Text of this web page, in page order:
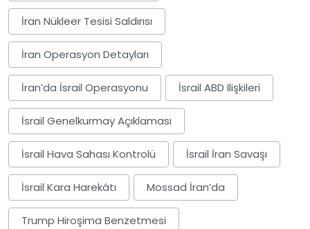
İran Nükleer Tesisi Saldırısı
İran Operasyon Detayları
İran’da İsrail Operasyonu İsrail ABD Ilişkileri
İsrail Genelkurmay Açıklaması
İsrail Hava Sahası Kontrolü İsrail İran Savaşı
İsrail Kara Harekâtı Mossad İran’da
Trump Hiroşima Benzetmesi